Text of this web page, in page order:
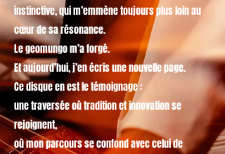
instinctive, qui m’emmène toujours plus loin au
cœur de sa résonance.
Le geomungo m’a forgé.
Et aujourd’hui, j’en écris une nouvelle page.
Ce disque en est le témoignage :
une traversée où tradition et innovation se
rejoignent,
où mon parcours se confond avec celui de